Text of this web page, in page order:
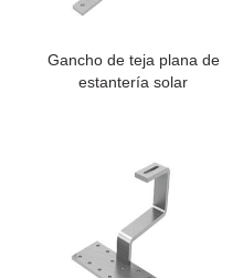
Gancho de teja plana de
estantería solar